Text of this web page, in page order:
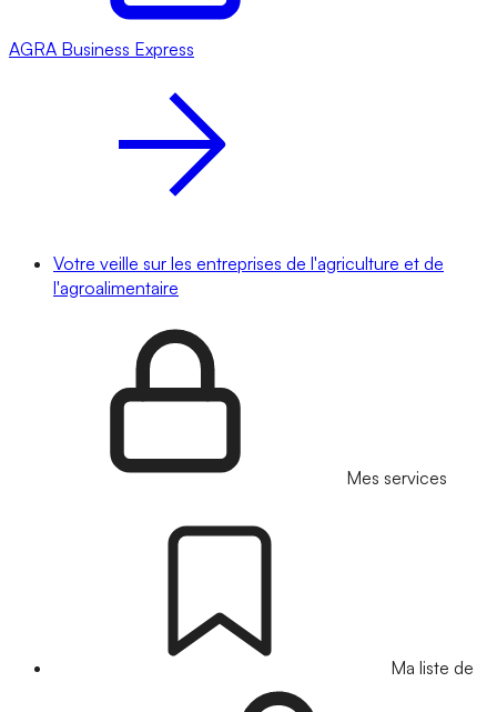
AGRA Business Express
Votre veille sur les entreprises de l'agriculture et de
l'agroalimentaire
Mes services
Ma liste de